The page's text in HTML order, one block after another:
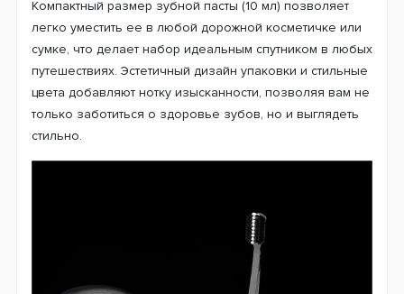
Компактный размер зубной пасты (10 мл) позволяет
легко уместить ее в любой дорожной косметичке или
сумке, что делает набор идеальным спутником в любых
путешествиях. Эстетичный дизайн упаковки и стильные
цвета добавляют нотку изысканности, позволяя вам не
только заботиться о здоровье зубов, но и выглядеть
стильно.